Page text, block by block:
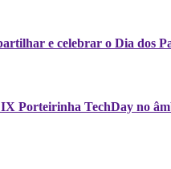
e celebrar o Dia dos
Porteirinha TechDay no